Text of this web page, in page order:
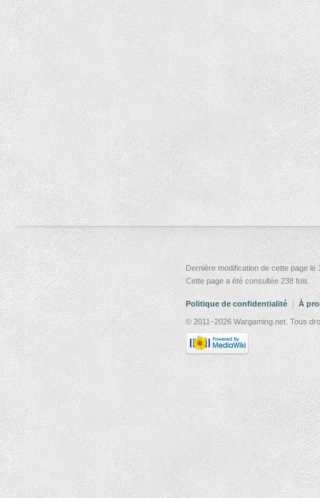
Dernière modification de cette page le
Cette page a été consultée 238 fois.
Politique de confidentialité À
© 2011–2026 Wargaming.net. Tous